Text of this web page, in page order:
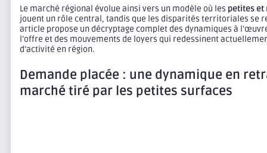
Le marché régional évolue ainsi vers un modèle où les petites et
jouent un rôle central, tandis que les disparités territoriales se
article propose un décryptage complet des dynamiques à
l’offre et des mouvements de loyers qui redessinent
d’activité en région.
Demande placée : une dynamique en
marché tiré par les petites surfaces